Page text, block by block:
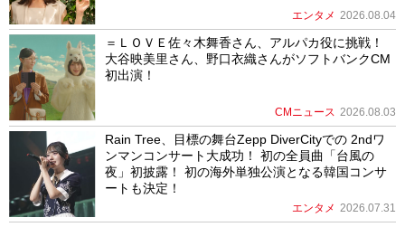
エンタメ 2026.08.04
＝ＬＯＶＥ佐々木舞香さん、アルパカ役に挑戦！
大谷映美里さん、野口衣織さんがソフトバンクCM
初出演！
CMニュース 2026.08.03
Rain Tree、目標の舞台Zepp DiverCityでの 2ndワ
ンマンコンサート大成功！ 初の全員曲「台風の
夜」初披露！ 初の海外単独公演となる韓国コンサ
ートも決定！
エンタメ 2026.07.31